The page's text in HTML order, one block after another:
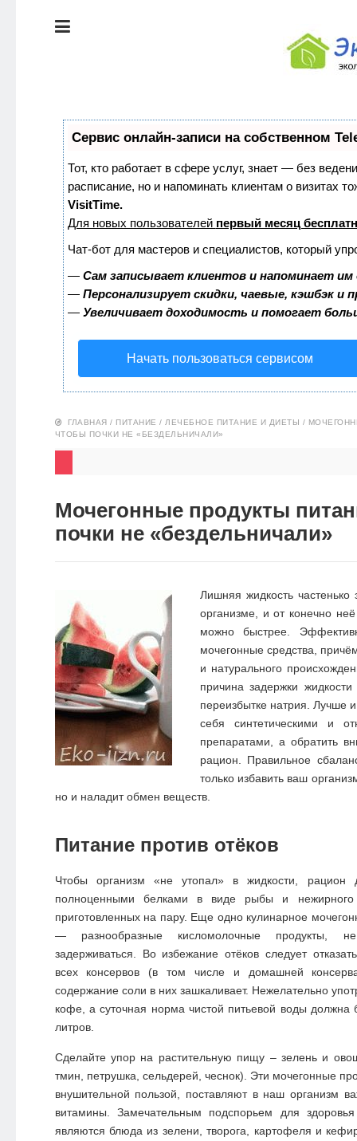
СТИЛЬ
ЭКОЛОГИЯ
ДОМА
КРАСОТА И
ЗДОРОВЬЕ
ПИТАНИЕ
НОВОСТИ
БЛОГ
Сервис онлайн-записи на собственном
Тот, кто работает в сфере услуг, знает — без
расписание, но и напоминать клиентам о
VisitTime.
Для новых пользователей первый месяц
Чат-бот для мастеров и специалистов, который
— Сам записывает клиентов и напоминает им
— Персонализирует скидки, чаевые, кэшбэк и
— Увеличивает доходимость и помогает
Начать пользоваться сервисом
ГЛАВНАЯ / ПИТАНИЕ / ЛЕЧЕБНОЕ ПИТАНИЕ И ДИЕТЫ /
ЧТОБЫ ПОЧКИ НЕ «БЕЗДЕЛЬНИЧАЛИ»
Мочегонные продукты
почки не «бездельничали»
Лишняя жидкость
организме, и от конечно неё
можно быстрее.
мочегонные средства,
и натурального
причина задержки
переизбытке натрия. Лучше
себя синтетическими и
препаратами, а обратить
рацион. Правильное
только избавить ваш
но и наладит обмен веществ.
Питание против отёков
Чтобы организм «не утопал» в жидкости,
полноценными белками в виде рыбы и
приготовленных на пару. Еще одно кулинарное
— разнообразные кисломолочные продукты,
задерживаться. Во избежание отёков следует
всех консервов (в том числе и домашней
содержание соли в них зашкаливает. Нежелательно
кофе, а суточная норма чистой питьевой воды
литров.
Сделайте упор на растительную пищу – зелень и
тмин, петрушка, сельдерей, чеснок). Эти мочегонные
внушительной пользой, поставляют в наш организм
витамины. Замечательным подспорьем для
являются блюда из зелени, творога, картофеля и